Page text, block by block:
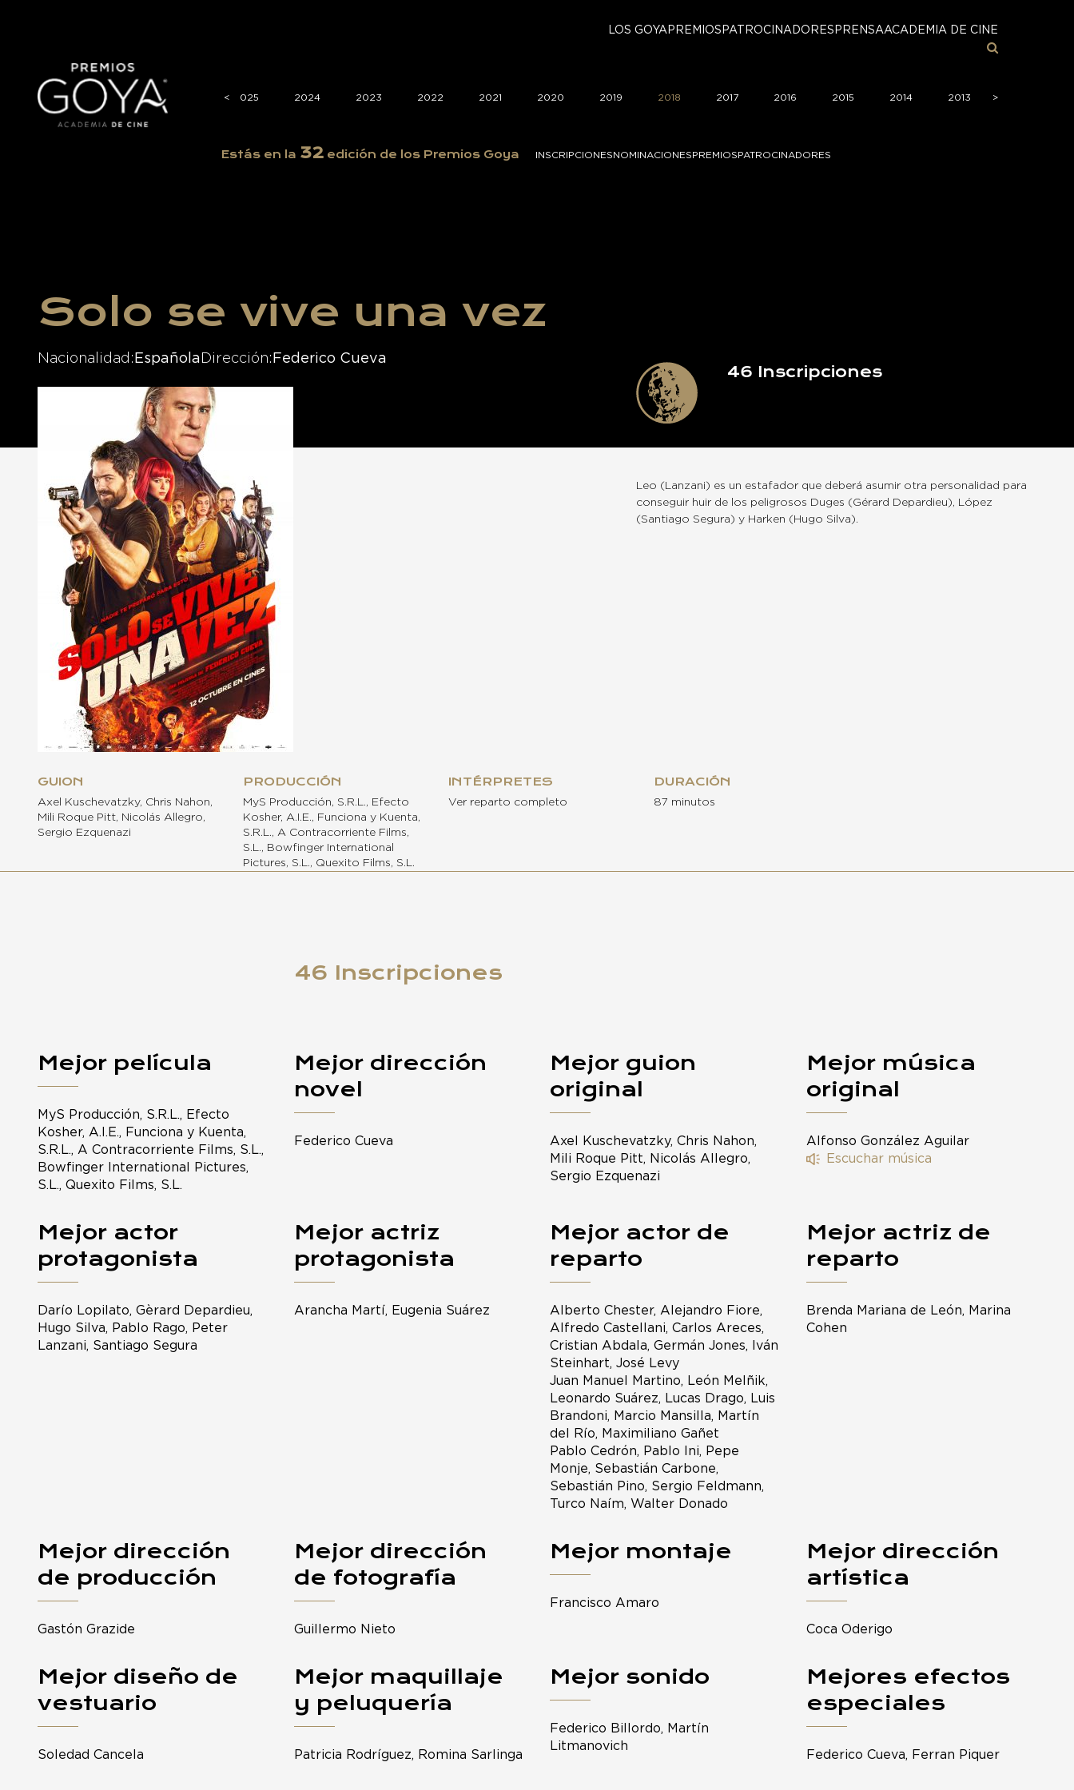
LOS GOYA PREMIOS PATROCINADORES PRENSAACADEMIA DE CINE
<
< 2025 2024 2023 2022 2021 2020 2019 2018 2017 2016 2015 2014 2013 >
>
Estás en la 32edición de los Premios Goya INSCRIPCIONESNOMINACIONESPREMIOSPATROCINADORES
Solo se vive una vez
Nacionalidad Española Dirección Federico Cueva
46 Inscripciones
Leo (Lanzani) es un estafador que deberá asumir otra personalidad para
conseguir huir de los peligrosos Duges (Gérard Depardieu), López
(Santiago Segura) y Harken (Hugo Silva).
GUION
Axel Kuschevatzky, Chris Nahon,
Mili Roque Pitt, Nicolás Allegro,
Sergio Ezquenazi
PRODUCCIÓN
MyS Producción, S.R.L., Efecto
Kosher, A.I.E., Funciona y Kuenta,
S.R.L., A Contracorriente Films,
S.L., Bowfinger International
Pictures, S.L., Quexito Films, S.L.
INTÉRPRETES
Ver reparto completo
DURACIÓN
87 minutos
46 Inscripciones
Mejor película
MyS Producción, S.R.L., Efecto
Kosher, A.I.E., Funciona y Kuenta,
S.R.L., A Contracorriente Films, S.L.,
Bowfinger International Pictures,
S.L., Quexito Films, S.L.
Mejor dirección
novel
Federico Cueva
Mejor guion
original
Axel Kuschevatzky, Chris Nahon,
Mili Roque Pitt, Nicolás Allegro,
Sergio Ezquenazi
Mejor música
original
Alfonso González Aguilar
Escuchar música
Mejor actor
protagonista
Darío Lopilato, Gèrard Depardieu,
Hugo Silva, Pablo Rago, Peter
Lanzani, Santiago Segura
Mejor actriz
protagonista
Arancha Martí, Eugenia Suárez
Mejor actor de
reparto
Alberto Chester, Alejandro Fiore,
Alfredo Castellani, Carlos Areces,
Cristian Abdala, Germán Jones, Iván
Steinhart, José Levy
Juan Manuel Martino, León Melñik,
Leonardo Suárez, Lucas Drago, Luis
Brandoni, Marcio Mansilla, Martín
del Río, Maximiliano Gañet
Pablo Cedrón, Pablo Ini, Pepe
Monje, Sebastián Carbone,
Sebastián Pino, Sergio Feldmann,
Turco Naím, Walter Donado
Mejor actriz de
reparto
Brenda Mariana de León, Marina
Cohen
Mejor dirección
de producción
Gastón Grazide
Mejor dirección
de fotografía
Guillermo Nieto
Mejor montaje
Francisco Amaro
Mejor dirección
artística
Coca Oderigo
Mejor diseño de
vestuario
Soledad Cancela
Mejor maquillaje
y peluquería
Patricia Rodríguez, Romina Sarlinga
Mejor sonido
Federico Billordo, Martín
Litmanovich
Mejores efectos
especiales
Federico Cueva, Ferran Piquer